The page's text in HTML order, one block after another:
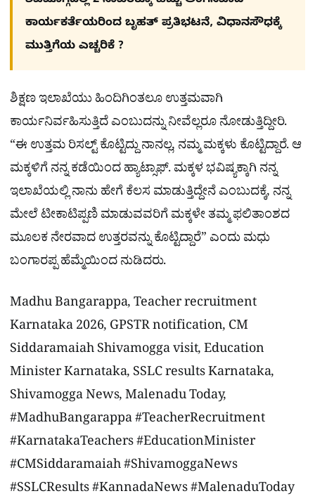
ಕಾರ್ಯಕರ್ತೆಯರಿಂದ ಬೃಹತ್ ಪ್ರತಿಭಟನೆ, ವಿಧಾನಸೌಧಕ್ಕೆ
ಮುತ್ತಿಗೆಯ ಎಚ್ಚರಿಕೆ ?
ಶಿಕ್ಷಣ ಇಲಾಖೆಯು ಹಿಂದಿಗಿಂತಲೂ ಉತ್ತಮವಾಗಿ
ಕಾರ್ಯನಿರ್ವಹಿಸುತ್ತಿದೆ ಎಂಬುದನ್ನು ನೀವೆಲ್ಲರೂ ನೋಡುತ್ತಿದ್ದೀರಿ.
“ಈ ಉತ್ತಮ ರಿಸಲ್ಟ್ ಕೊಟ್ಟಿದ್ದು ನಾನಲ್ಲ, ನಮ್ಮ ಮಕ್ಕಳು ಕೊಟ್ಟಿದ್ದಾರೆ. ಆ
ಮಕ್ಕಳಿಗೆ ನನ್ನ ಕಡೆಯಿಂದ ಹ್ಯಾಟ್ಸಾಫ್. ಮಕ್ಕಳ ಭವಿಷ್ಯಕ್ಕಾಗಿ ನನ್ನ
ಇಲಾಖೆಯಲ್ಲಿ ನಾನು ಹೇಗೆ ಕೆಲಸ ಮಾಡುತ್ತಿದ್ದೇನೆ ಎಂಬುದಕ್ಕೆ, ನನ್ನ
ಮೇಲೆ ಟೀಕಾಟಿಪ್ಪಣಿ ಮಾಡುವವರಿಗೆ ಮಕ್ಕಳೇ ತಮ್ಮ ಫಲಿತಾಂಶದ
ಮೂಲಕ ನೇರವಾದ ಉತ್ತರವನ್ನು ಕೊಟ್ಟಿದ್ದಾರೆ” ಎಂದು ಮಧು
ಬಂಗಾರಪ್ಪ ಹೆಮ್ಮೆಯಿಂದ ನುಡಿದರು.
Madhu Bangarappa, Teacher recruitment
Karnataka 2026, GPSTR notification, CM
Siddaramaiah Shivamogga visit, Education
Minister Karnataka, SSLC results Karnataka,
Shivamogga News, Malenadu Today,
#MadhuBangarappa #TeacherRecruitment
#KarnatakaTeachers #EducationMinister
#CMSiddaramaiah #ShivamoggaNews
#SSLCResults #KannadaNews #MalenaduToday